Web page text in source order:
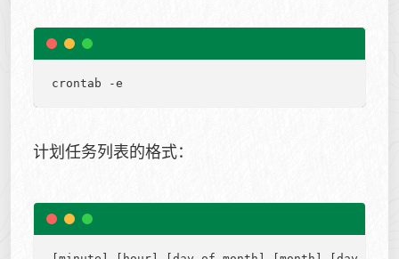
计划任务列表的格式：